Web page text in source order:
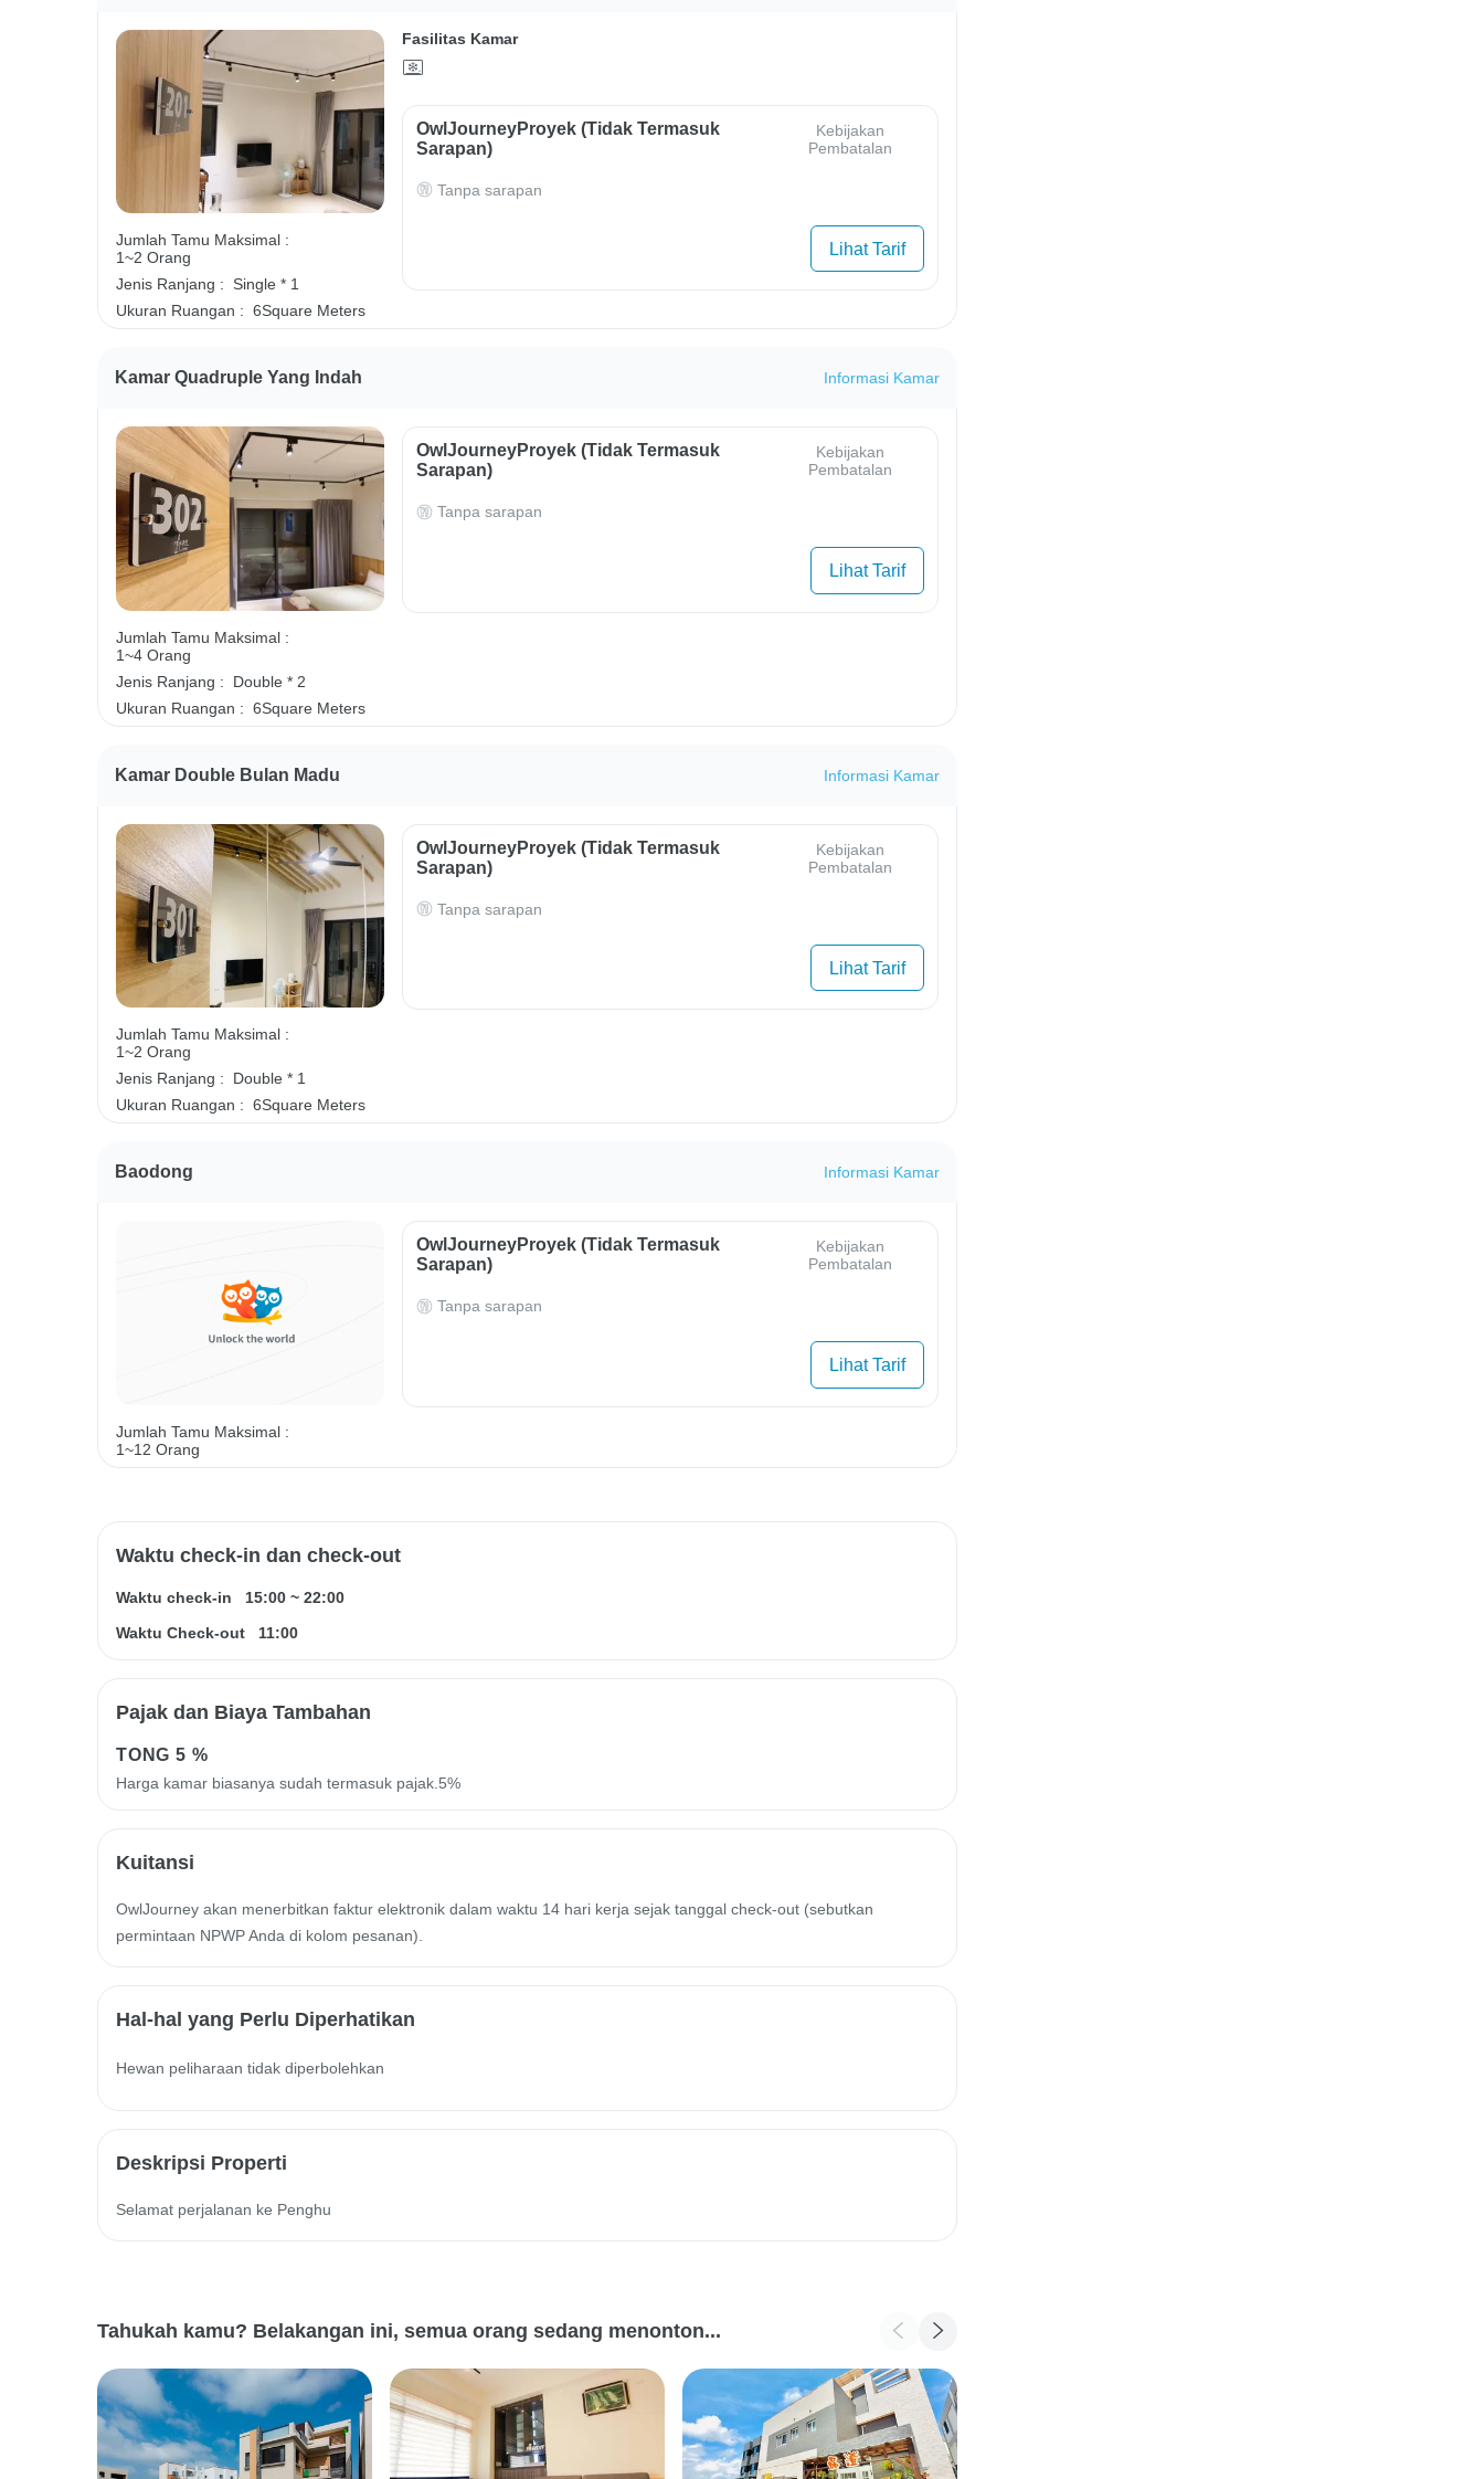
Jumlah Tamu Maksimal :
1~2 Orang
Jenis Ranjang :
Single * 1
Ukuran Ruangan : 6Square Meters
Fasilitas Kamar
OwlJourneyProyek (Tidak Termasuk
Sarapan)
Kebijakan
Pembatalan
Tanpa sarapan
Lihat Tarif
Kamar Quadruple Yang Indah Informasi Kamar
Jumlah Tamu Maksimal :
1~4 Orang
Jenis Ranjang :
Double * 2
Ukuran Ruangan : 6Square Meters
OwlJourneyProyek (Tidak Termasuk
Sarapan)
Kebijakan
Pembatalan
Tanpa sarapan
Lihat Tarif
Kamar Double Bulan Madu Informasi Kamar
Jumlah Tamu Maksimal :
1~2 Orang
Jenis Ranjang :
Double * 1
Ukuran Ruangan : 6Square Meters
OwlJourneyProyek (Tidak Termasuk
Sarapan)
Kebijakan
Pembatalan
Tanpa sarapan
Lihat Tarif
Baodong Informasi Kamar
Jumlah Tamu Maksimal :
1~12 Orang
OwlJourneyProyek (Tidak Termasuk
Sarapan)
Kebijakan
Pembatalan
Tanpa sarapan
Lihat Tarif
Waktu check-in dan check-out
Waktu check-in 15:00 ~ 22:00
Waktu Check-out
11:00
Pajak dan Biaya Tambahan
TONG 5 %
Harga kamar biasanya sudah termasuk pajak.5%
Kuitansi
OwlJourney akan menerbitkan faktur elektronik dalam waktu 14 hari kerja sejak tanggal check-out (sebutkan
permintaan NPWP Anda di kolom pesanan).
Hal-hal yang Perlu Diperhatikan
Hewan peliharaan tidak diperbolehkan
Deskripsi Properti
Selamat perjalanan ke Penghu
Tahukah kamu? Belakangan ini, semua orang sedang menonton...